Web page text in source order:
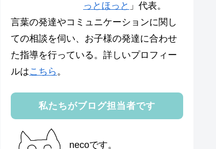
っとほっと 」代表。
言葉の発達やコミュニケーションに関し
ての相談を伺い、お子様の発達に合わせ
た指導を行っている。詳しいプロフィー
ルはこちら 。
私たちがブログ担当者です
necoです。